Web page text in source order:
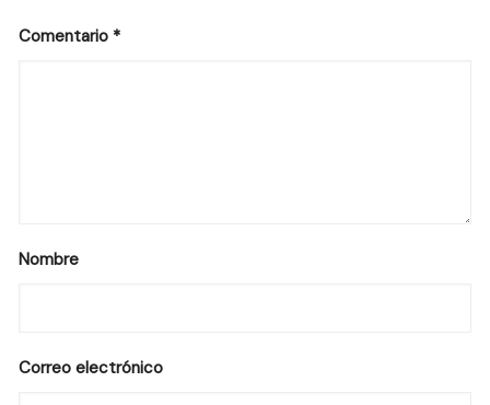
Comentario *
Nombre
Correo electrónico